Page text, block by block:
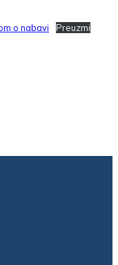
o nabavi
Preuzmi